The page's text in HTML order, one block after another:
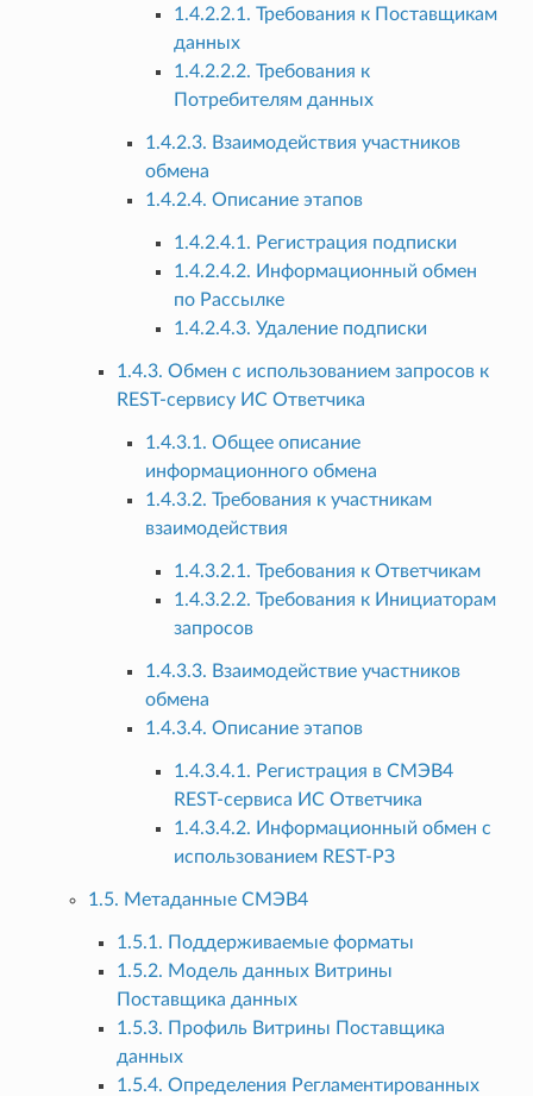
1.4.2.2.1. Требования к Поставщикам
данных
1.4.2.2.2. Требования к
Потребителям данных
1.4.2.3. Взаимодействия участников
обмена
1.4.2.4. Описание этапов
1.4.2.4.1. Регистрация подписки
1.4.2.4.2. Информационный обмен
по Рассылке
1.4.2.4.3. Удаление подписки
1.4.3. Обмен с использованием запросов к
REST-сервису ИС Ответчика
1.4.3.1. Общее описание
информационного обмена
1.4.3.2. Требования к участникам
взаимодействия
1.4.3.2.1. Требования к Ответчикам
1.4.3.2.2. Требования к Инициаторам
запросов
1.4.3.3. Взаимодействие участников
обмена
1.4.3.4. Описание этапов
1.4.3.4.1. Регистрация в СМЭВ4
REST-сервиса ИС Ответчика
1.4.3.4.2. Информационный обмен с
использованием REST-РЗ
1.5. Метаданные СМЭВ4
1.5.1. Поддерживаемые форматы
1.5.2. Модель данных Витрины
Поставщика данных
1.5.3. Профиль Витрины Поставщика
данных
1.5.4. Определения Регламентированных